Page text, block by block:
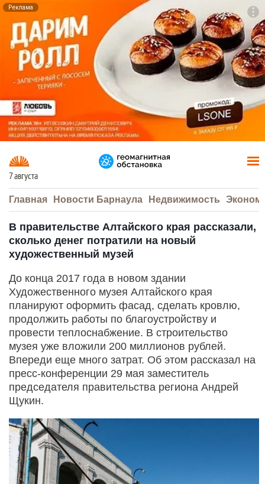
Реклама
7 августа
Главная Новости Барнаула Недвижимость
В правительстве Алтайского края рассказали,
сколько денег потратили на новый
художественный музей
До конца 2017 года в новом здании
Художественного музея Алтайского края
планируют оформить фасад, сделать кровлю,
продолжить работы по благоустройству и
провести теплоснабжение. В строительство
музея уже вложили 200 миллионов рублей.
Впереди еще много затрат. Об этом рассказал на
пресс-конференции 29 мая заместитель
председателя правительства региона Андрей
Щукин.